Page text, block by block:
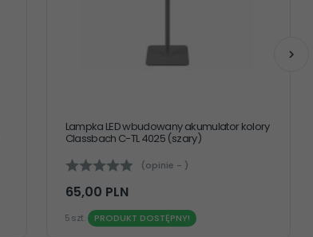
Lampka LED wbudowany akumulator kolory
Classbach C-TL 4025 (szary)
(opinie - )
65,00 PLN
PRODUKT DOSTĘPNY!
5 szt.